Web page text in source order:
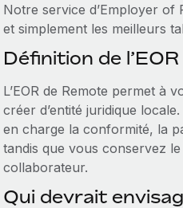
Notre service d’Employer of
et simplement les meilleurs
Définition de
L’EOR de Remote permet à
créer d’entité juridique
en charge la conformité, la
tandis que vous conservez
collaborateur.
Qui devrait